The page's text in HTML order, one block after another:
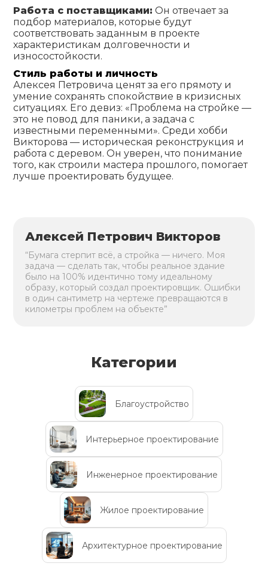
Работа с поставщиками: Он отвечает за
подбор материалов, которые будут
соответствовать заданным в проекте
характеристикам долговечности и
износостойкости.
Стиль работы и личность
Алексея Петровича ценят за его прямоту и
умение сохранять спокойствие в кризисных
ситуациях. Его девиз: «Проблема на стройке —
это не повод для паники, а задача с
известными переменными». Среди хобби
Викторова — историческая реконструкция и
работа с деревом. Он уверен, что понимание
того, как строили мастера прошлого, помогает
лучше проектировать будущее.
Алексей Петрович Викторов
“Бумага стерпит всё, а стройка — ничего. Моя
задача — сделать так, чтобы реальное здание
было на 100% идентично тому идеальному
образу, который создал проектировщик. Ошибки
в один сантиметр на чертеже превращаются в
километры проблем на объекте”
Категории
Благоустройство
Интерьерное проектирование
Инженерное проектирование
Жилое проектирование
Архитектурное проектирование